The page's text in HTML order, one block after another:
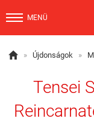
MENÜ
 » Újdonságok »
Tensei